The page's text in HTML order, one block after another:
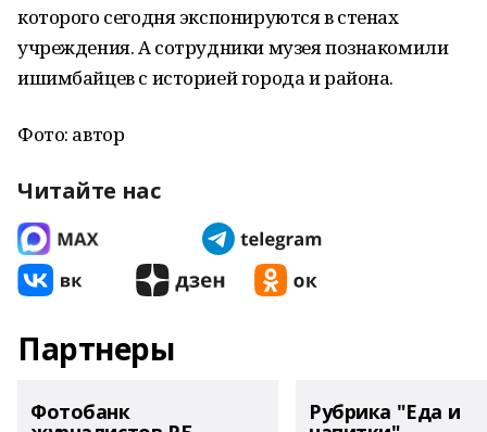
которого сегодня экспонируются в стенах
учреждения. А сотрудники музея познакомили
ишимбайцев с историей города и района.
Фото: автор
Читайте нас
Партнеры
Фотобанк Рубрика "Еда и